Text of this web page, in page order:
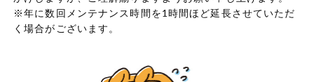
※年に数回メンテナンス時間を1時間ほど延長させていただ
く場合がございます。